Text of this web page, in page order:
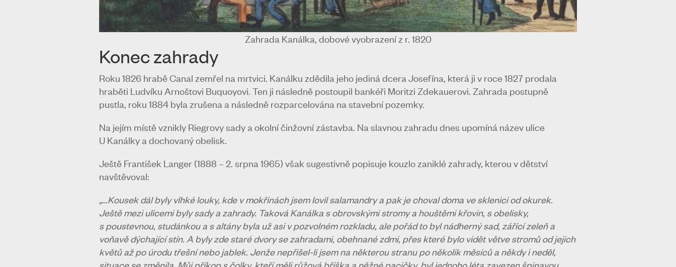
Zahrada Kanálka, dobové vyobrazení z r. 1820
Konec zahrady
Roku 1826 hrabě Canal zemřel na mrtvici. Kanálku zdědila jeho jediná dcera Josefína, která ji v roce 1827 prodala
hraběti Ludvíku Arnoštovi Buquoyovi. Ten ji následně postoupil bankéři Moritzi Zdekauerovi. Zahrada postupně
pustla, roku 1884 byla zrušena a následně rozparcelována na stavební pozemky.
Na jejím místě vznikly Riegrovy sady a okolní činžovní zástavba. Na slavnou zahradu dnes upomíná název ulice
U Kanálky a dochovaný obelisk.
Ještě František Langer (1888 – 2. srpna 1965) však sugestivně popisuje kouzlo zaniklé zahrady, kterou v dětství
navštěvoval:
„…Kousek dál byly vlhké louky, kde v mokřinách jsem lovil salamandry a pak je choval doma ve sklenici od okurek.
Ještě mezi ulicemi byly sady a zahrady. Taková Kanálka s obrovskými stromy a houštěmi křovin, s obelisky,
s poustevnou, studánkou a s altány byla už asi v pozvolném rozkladu, ale pořád to byl nádherný sad, zářící zeleň a
voňavě dýchající stín. A byly zde staré dvory se zahradami, obehnané zdmi, přes které bylo vidět větve stromů od jejich
květů až po úrodu třešní nebo jablek. Jenže nepřišel-li jsem na některou stranu po několik měsíců a někdy i neděl,
situace se změnila. Můj příkop s čolky, kteří měli růžová bříška a něžné pacičky, byl jednoho léta zavezen špinavou